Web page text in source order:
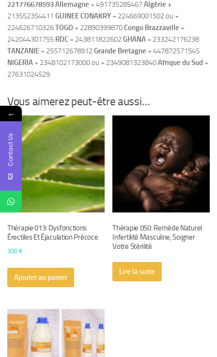
221776678593 Allemagne + 491735285467Algérie +
213552354411 GUINEE CONAKRY + 224669001502 ou +
224626710326TOGO + 22890399870Congo Brazzaville +
242044301755 RDC + 243811822602GHANA + 233242176238
TANZANIE + 255712678912Grande Bretagne + 447872571545
NIGERIA + 2348102173000 ou + 2349081323840Afrique du Sud +
27631024529.
Vous aimerez peut-être aussi…
Thérapie 013: Dysfonctions
Érectiles Et Éjaculation Précoce
300 €
Ajouter au panier
Thérapie 050: Remède Naturel
Infertilité Masculine, Soigner
Votre Stérilité
Lire la suite
←
Contact Us